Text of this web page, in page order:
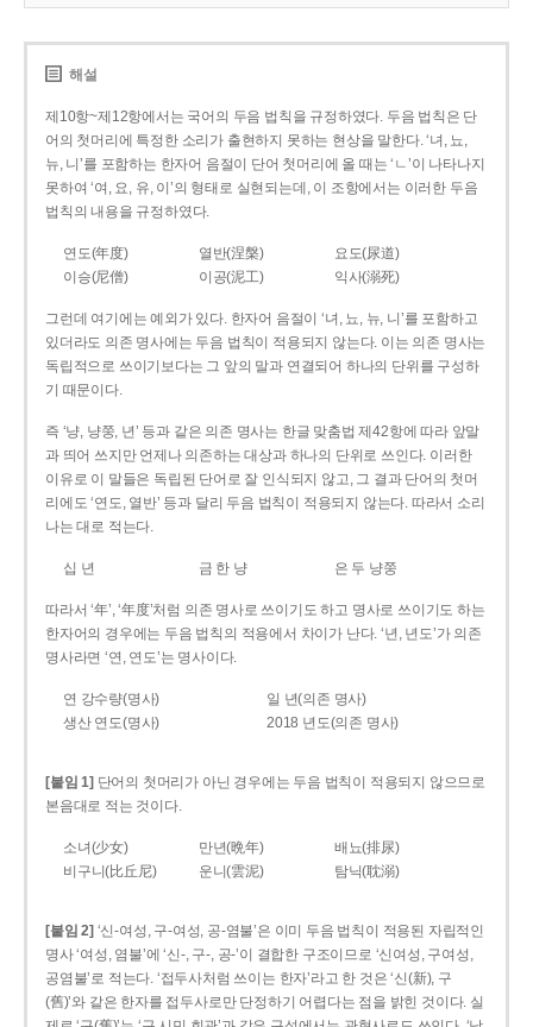
해설
제10항~제12항에서는 국어의 두음 법칙을 규정하였다. 두음 법칙은 단
어의 첫머리에 특정한 소리가 출현하지 못하는 현상을 말한다. ‘녀, 뇨,
뉴, 니’를 포함하는 한자어 음절이 단어 첫머리에 올 때는 ‘ㄴ’이 나타나지
못하여 ‘여, 요, 유, 이’의 형태로 실현되는데, 이 조항에서는 이러한 두음
법칙의 내용을 규정하였다.
연도(年度) 열반(涅槃)
요도(尿道)
이승(尼僧)
이공(泥工) 익사(溺死)
그런데 여기에는 예외가 있다. 한자어 음절이 ‘녀, 뇨, 뉴, 니’를 포함하고
있더라도 의존 명사에는 두음 법칙이 적용되지 않는다. 이는 의존 명사는
독립적으로 쓰이기보다는 그 앞의 말과 연결되어 하나의 단위를 구성하
기 때문이다.
즉 ‘냥, 냥쭝, 년’ 등과 같은 의존 명사는 한글 맞춤법 제42항에 따라 앞말
과 띄어 쓰지만 언제나 의존하는 대상과 하나의 단위로 쓰인다. 이러한
이유로 이 말들은 독립된 단어로 잘 인식되지 않고, 그 결과 단어의 첫머
리에도 ‘연도, 열반’ 등과 달리 두음 법칙이 적용되지 않는다. 따라서 소리
나는 대로 적는다.
십 년 금 한 냥 은 두 냥쭝
따라서 ‘年’, ‘年度’처럼 의존 명사로 쓰이기도 하고 명사로 쓰이기도 하는
한자어의 경우에는 두음 법칙의 적용에서 차이가 난다. ‘년, 년도’가 의존
명사라면 ‘연, 연도’는 명사이다.
연 강수량(명사)
일 년(의존 명사)
생산 연도(명사)
2018 년도(의존 명사)
[붙임 1] 단어의 첫머리가 아닌 경우에는 두음 법칙이 적용되지 않으므로
본음대로 적는 것이다.
소녀(少女) 만년(晩年)
배뇨(排尿)
비구니(比丘尼)
운니(雲泥) 탐닉(耽溺)
[붙임 2] ‘신-여성, 구-여성, 공-염불’은 이미 두음 법칙이 적용된 자립적인
명사 ‘여성, 염불’에 ‘신-, 구-, 공-’이 결합한 구조이므로 ‘신여성, 구여성,
공염불’로 적는다. ‘접두사처럼 쓰이는 한자’라고 한 것은 ‘신(新), 구
(舊)’와 같은 한자를 접두사로만 단정하기 어렵다는 점을 밝힌 것이다. 실